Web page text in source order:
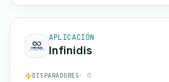
APLICACIÓN
Infinidis
DISPARADORES · 0